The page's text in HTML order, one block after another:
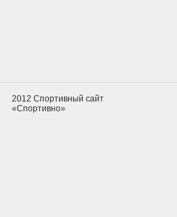
2012 Спортивный сайт
«Спортивно»